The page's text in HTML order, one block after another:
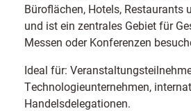
Büroflächen, Hotels, Restaurants
und ist ein zentrales Gebiet für
Messen oder Konferenzen
Ideal für:
Technologieunternehmen,
Handelsdelegationen.